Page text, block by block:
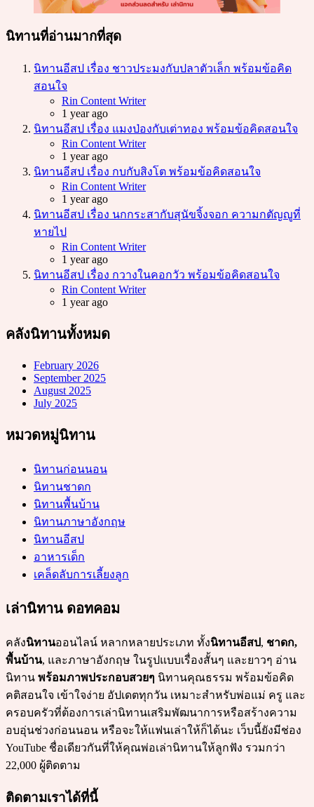
นิทานที่อ่านมากที่สุด
นิทานอีสป เรื่อง ชาวประมงกับปลาตัวเล็ก พร้อมข้อคิด
สอนใจ
Posted
Rin Content Writer
1 year ago
นิทานอีสป เรื่อง แมงป่องกับเต่าทอง พร้อมข้อคิดสอนใจ
Posted
Rin Content Writer
1 year ago
นิทานอีสป เรื่อง กบกับสิงโต พร้อมข้อคิดสอนใจ
Posted
Rin Content Writer
1 year ago
นิทานอีสป เรื่อง นกกระสากับสุนัขจิ้งจอก ความกตัญญูที่
หายไป
Posted
Rin Content Writer
1 year ago
นิทานอีสป เรื่อง กวางในคอกวัว พร้อมข้อคิดสอนใจ
Posted
Rin Content Writer
1 year ago
คลังนิทานทั้งหมด
February 2026
September 2025
August 2025
July 2025
หมวดหมู่นิทาน
นิทานก่อนนอน
นิทานชาดก
นิทานพื้นบ้าน
นิทานภาษาอังกฤษ
นิทานอีสป
อาหารเด็ก
เคล็ดลับการเลี้ยงลูก
เล่านิทาน ดอทคอม
คลังนิทานออนไลน์ หลากหลายประเภท ทั้งนิทานอีสป, ชาดก,
พื้นบ้าน, และภาษาอังกฤษ ในรูปแบบเรื่องสั้นๆ และยาวๆ อ่าน
นิทาน พร้อมภาพประกอบสวยๆ นิทานคุณธรรม พร้อมข้อคิด
คติสอนใจ เข้าใจง่าย อัปเดตทุกวัน เหมาะสำหรับพ่อแม่ ครู และ
ครอบครัวที่ต้องการเล่านิทานเสริมพัฒนาการหรือสร้างความ
อบอุ่นช่วงก่อนนอน หรือจะให้แฟนเล่าให้ก็ได้นะ เว็บนี้ยังมีช่อง
YouTube ชื่อเดียวกันที่ให้คุณพ่อเล่านิทานให้ลูกฟัง รวมกว่า
22,000 ผู้ติดตาม
ติดตามเราได้ที่นี้